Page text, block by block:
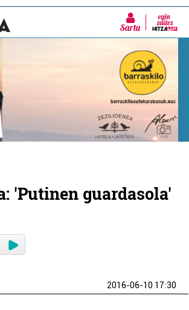
Sartu
'Putinen guardasola'
2016-06-10 17:30